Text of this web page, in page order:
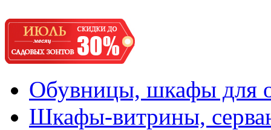
Обувницы, шкафы для
Шкафы-витрины,